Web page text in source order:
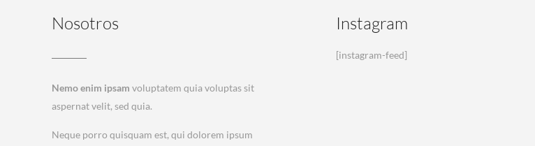
Nosotros
Nemo enim ipsam voluptatem quia voluptas sit
aspernat velit, sed quia.
Neque porro quisquam est, qui dolorem ipsum
Instagram
[instagram-feed]